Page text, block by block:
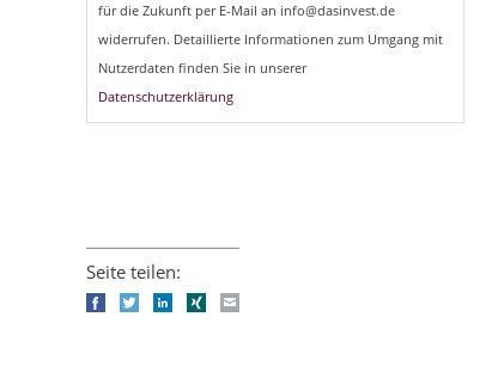
für die Zukunft per E-Mail an info@dasinvest.de
widerrufen. Detaillierte Informationen zum Umgang mit
Nutzerdaten finden Sie in unserer
Datenschutzerklärung
Seite teilen:
FacebookTwitterLinkedIn
Xing